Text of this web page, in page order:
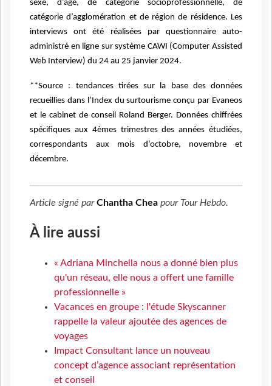
sexe, d’âge, de catégorie socioprofessionnelle, de
catégorie d’agglomération et de région de résidence. Les
interviews ont été réalisées par questionnaire auto-
administré en ligne sur système CAWI (Computer Assisted
Web Interview) du 24 au 25 janvier 2024.
**Source : tendances tirées sur la base des données
recueillies dans l’Index du surtourisme conçu par Evaneos
et le cabinet de conseil Roland Berger. Données chiffrées
spécifiques aux 4èmes trimestres des années étudiées,
correspondants aux mois d’octobre, novembre et
décembre.
Article signé parChantha Chea pour Tour Hebdo.
À lire aussi
« Adriana Minchella nous a donné bien plus
qu'un réseau, elle nous a offert une famille
professionnelle »
Vacances en groupe : l'étude Skyscanner
rappelle la valeur ajoutée des agences de
voyages
Impact Consultant lance un nouveau
concept d’agence associant représentation
et conseil